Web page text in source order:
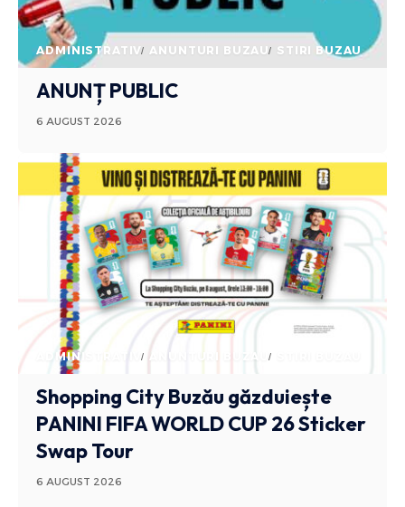
ADMINISTRATIV ANUNTURI BUZAU STIRI BUZAU
ANUNȚ PUBLIC
6 AUGUST 2026
ADMINISTRATIV ANUNTURI BUZAU
Shopping City Buzău găzduiește
PANINI FIFA WORLD CUP 26 Sticker
Swap Tour
6 AUGUST 2026